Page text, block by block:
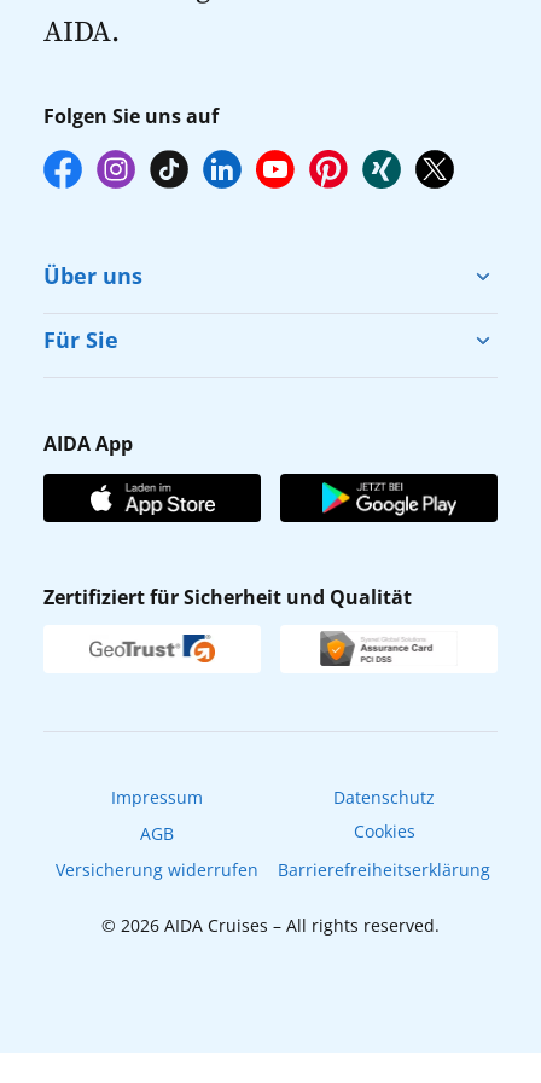
AIDA.
Folgen Sie uns auf
Über uns
Cruise & Help
Karriere
Affiliateprogramm
Verhaltens- & Ethikkodex
Newsletter
Für Sie
Gästefragebogen
AIDA Club
AIDA App
AIDA App
Zertifiziert für Sicherheit und Qualität
Impressum
Datenschutz
AGB
Cookies
Versicherung widerrufen
Barrierefreiheitserklärung
© 2026 AIDA Cruises – All rights reserved.